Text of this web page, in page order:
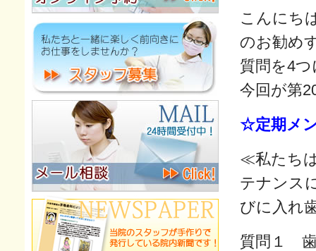
こんにち
のお勧め
質問を4
今回が第
☆定期メ
≪私たち
テナンス
びに入れ
質問１ 歯